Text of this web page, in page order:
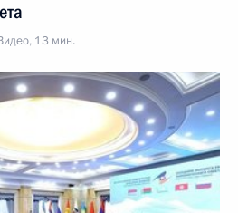
13 мин.